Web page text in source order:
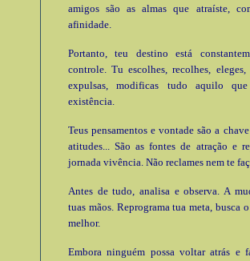
amigos são as almas que atraíste,
afinidade.
Portanto, teu destino está
controle. Tu escolhes, recolhes, eleges,
expulsas, modificas tudo aquilo
existência.
Teus pensamentos e vontade são a
atitudes... São as fontes de atração e
jornada vivência. Não reclames nem te
Antes de tudo, analisa e observa. A
tuas mãos. Reprograma tua meta, busca
melhor.
Embora ninguém possa voltar atrás e